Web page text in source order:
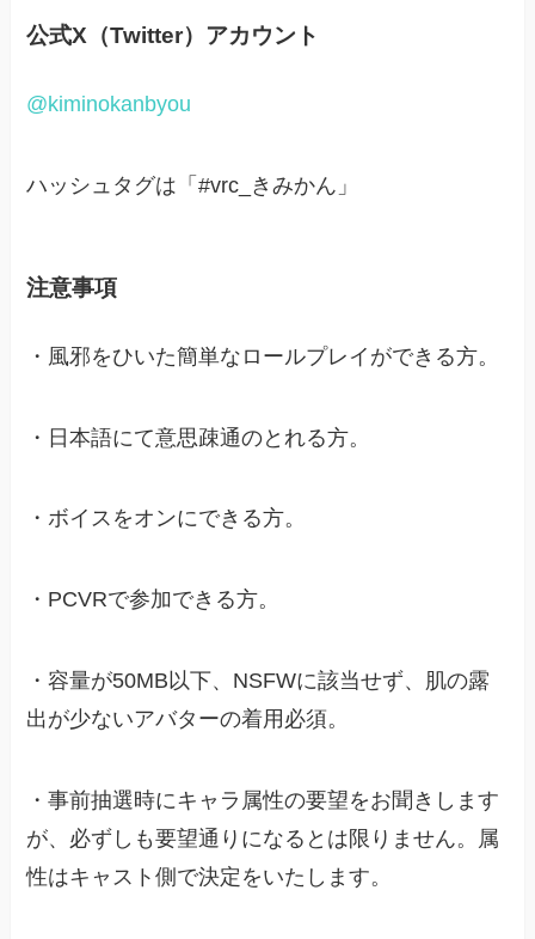
公式X（Twitter）アカウント
@kiminokanbyou
ハッシュタグは「#vrc_きみかん」
注意事項
・風邪をひいた簡単なロールプレイができる方。
・日本語にて意思疎通のとれる方。
・ボイスをオンにできる方。
・PCVRで参加できる方。
・容量が50MB以下、NSFWに該当せず、肌の露
出が少ないアバターの着用必須。
・事前抽選時にキャラ属性の要望をお聞きします
が、必ずしも要望通りになるとは限りません。属
性はキャスト側で決定をいたします。